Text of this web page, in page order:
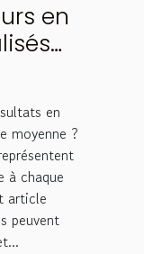
en
?en
moyenne ?
à chaque
article
peuvent